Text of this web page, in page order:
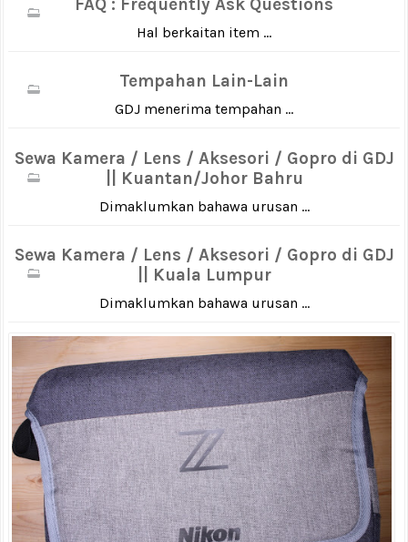
FAQ : Frequently Ask Questions
Hal berkaitan item ...
Tempahan Lain-Lain
GDJ menerima tempahan ...
Sewa Kamera / Lens / Aksesori / Gopro di GDJ
|| Kuantan/Johor Bahru
Dimaklumkan bahawa urusan ...
Sewa Kamera / Lens / Aksesori / Gopro di GDJ
|| Kuala Lumpur
Dimaklumkan bahawa urusan ...